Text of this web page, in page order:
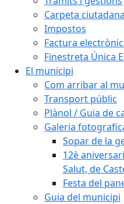
Carpeta ciutadana
Impostos
Factura
Finestreta Única
El municipi
Com arribar al
Transport públic
Plànol / Guia de
Galeria
Sopar de la
12è
Salut, de
Festa del
Guia del municipi